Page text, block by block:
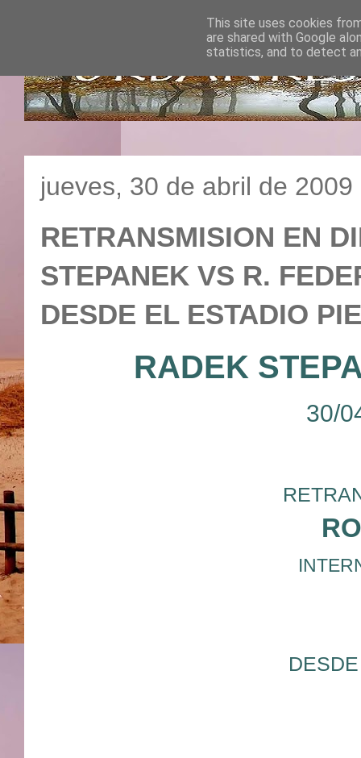
jueves, 30 de abril de 2009
RETRANSMISION EN
STEPANEK VS R.
DESDE EL ESTADIO
RADEK
30/
This site uses cookies
are shared with Google
statistics, and to detect